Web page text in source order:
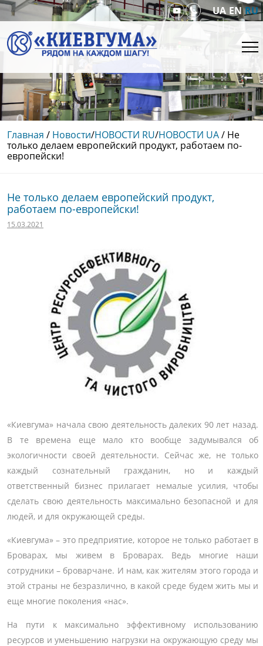
UA EN RU
Главная / Новости/НОВОСТИ RU/НОВОСТИ UA/ Не
только делаем европейский продукт, работаем по-
европейски!
Не только делаем европейский продукт,
работаем по-европейски!
15.03.2021
«Киевгума» начала свою деятельность далеких 90 лет назад.
В те времена еще мало кто вообще задумывался об
экологичности своей деятельности. Сейчас же, не только
каждый сознательный гражданин, но и каждый
ответственный бизнес прилагает немалые усилия, чтобы
сделать свою деятельность максимально безопасной и для
людей, и для окружающей среды.
«Киевгума» – это предприятие, которое не только работает в
Броварах, мы живем в Броварах. Ведь многие наши
сотрудники – броварчане. И нам, как жителям этого города и
этой страны не безразлично, в какой среде будем жить мы и
еще многие поколения «нас».
На пути к максимально эффективному использованию
ресурсов и уменьшению нагрузки на окружающую среду мы